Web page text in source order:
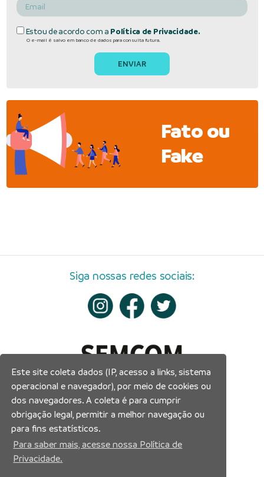
Estou de acordo com a Política de Privacidade.
O e-mail é salvo em banco de dados para consulta futura.
Fato ou
Fake
Siga nossas redes sociais:
Este site coleta dados (IP, acesso a links, sistema
operacional e navegador), por meio de cookies ou
dos navegadores. A coleta é para cumprir
obrigação legal, permitir a melhor navegação ou
para fins estatísticos.
Para saber mais, acesse nossa Política de
Privacidade.